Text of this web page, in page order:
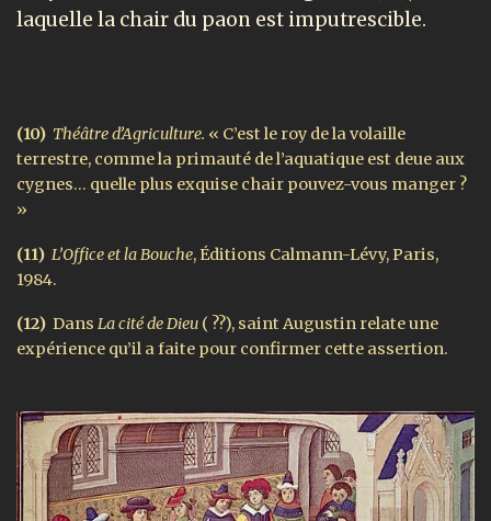
laquelle la chair du paon est imputrescible.
(10) Théâtre d’Agriculture. « C’est le roy de la volaille
terrestre, comme la primauté de l’aquatique est deue aux
cygnes… quelle plus exquise chair pouvez-vous manger ?
»
(11) L’Office et la Bouche, Éditions Calmann-Lévy, Paris,
1984.
(12) Dans La cité de Dieu ( ??), saint Augustin relate une
expérience qu’il a faite pour confirmer cette assertion.